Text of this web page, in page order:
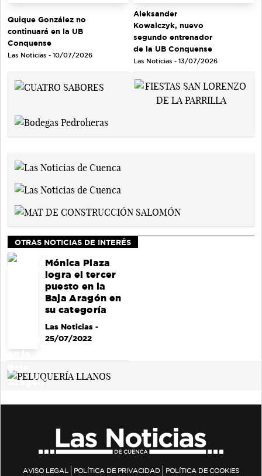
Quique González no
continuará en la UB
Conquense
Las Noticias - 10/07/2026
Aleksander
Kowalczyk, nuevo
segundo entrenador
de la UB Conquense
Las Noticias - 13/07/2026
OTRAS NOTICIAS DE INTERÉS
Mónica Plaza
logra el tercer
puesto en la
Baja Aragón en
su categoría
Las Noticias-
25/07/2022
AVISO LEGAL POLÍTICA DE PRIVACIDAD POLÍTICA DE COOKIES